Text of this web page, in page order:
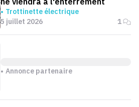
Trottinette électrique
5 juillet 2026
1
Annonce partenaire